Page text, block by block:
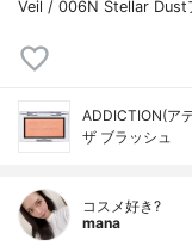
Veil / 006N Stellar
ADDICTION(ア
ザ ブラッシュ
コスメ好き?
mana